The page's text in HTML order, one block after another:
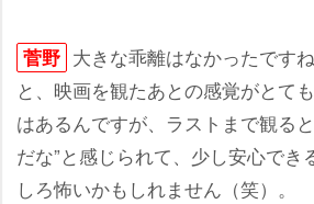
菅野 大きな乖離はなかったです
と、映画を観たあとの感覚がとて
はあるんですが、ラストまで観る
だな”と感じられて、少し安心でき
しろ怖いかもしれません（笑）。